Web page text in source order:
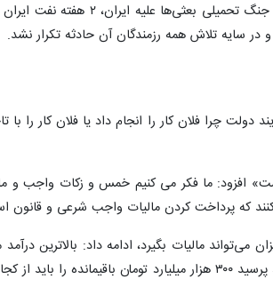
رییس جمهوری اظهار داشت:
سایه تلاش همه رزمندگان آن حادثه تکرار نشد.
چرا فلان کار را انجام داد یا فلان کار را
افزود: ما فکر می کنیم خمس و زکات واجب و
که پرداخت کردن مالیات واجب شرعی و قانون